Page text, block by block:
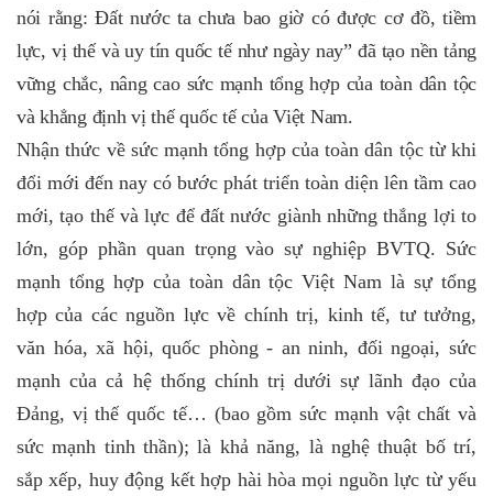
nói rằng: Đất nước ta chưa bao giờ có được cơ đồ, tiềm
lực, vị thế và uy tín quốc tế như ngày nay” đã tạo nền tảng
vững chắc, nâng cao sức mạnh tổng hợp của toàn dân tộc
và khẳng định vị thế quốc tế của Việt Nam.
Nhận thức về sức mạnh tổng hợp của toàn dân tộc từ khi
đổi mới đến nay có bước phát triển toàn diện lên tầm cao
mới, tạo thế và lực để đất nước giành những thắng lợi to
lớn, góp phần quan trọng vào sự nghiệp BVTQ. Sức
mạnh tổng hợp của toàn dân tộc Việt Nam là sự tổng
hợp của các nguồn lực về chính trị, kinh tế, tư tưởng,
văn hóa, xã hội, quốc phòng - an ninh, đối ngoại, sức
mạnh của cả hệ thống chính trị dưới sự lãnh đạo của
Đảng, vị thế quốc tế… (bao gồm sức mạnh vật chất và
sức mạnh tinh thần); là khả năng, là nghệ thuật bố trí,
sắp xếp, huy động kết hợp hài hòa mọi nguồn lực từ yếu